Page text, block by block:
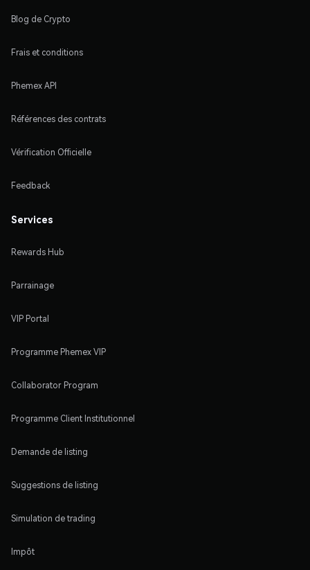
Blog de Crypto
Frais et conditions
Phemex API
Références des contrats
Vérification Officielle
Feedback
Services
Rewards Hub
Parrainage
VIP Portal
Programme Phemex VIP
Collaborator Program
Programme Client Institutionnel
Demande de listing
Suggestions de listing
Simulation de trading
Impôt